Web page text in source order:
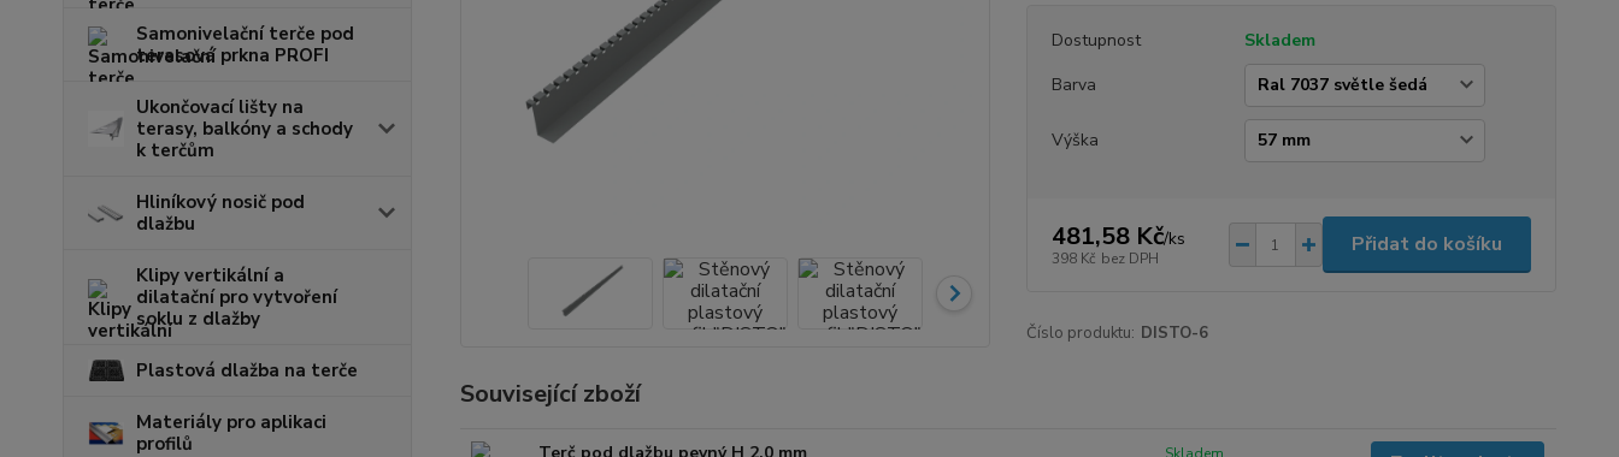
Samonivelační terče pod
terasová prkna PROFI
Ukončovací lišty na
terasy, balkóny a schody
k terčům
Hliníkový nosič pod
dlažbu
Klipy vertikální a
dilatační pro vytvoření
soklu z dlažby
Plastová dlažba na terče
Materiály pro aplikaci
profilů
Dostupnost
Skladem
Barva
Výška
481,58 Kč/ks
398 Kč bez DPH
Přidat do košíku
Číslo produktu: DISTO-6
Související zboží